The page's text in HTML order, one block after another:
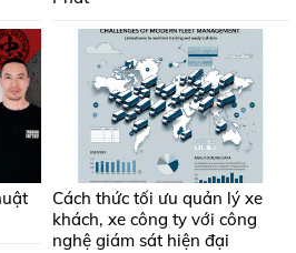
Cách thức tối ưu quản lý xe
khách, xe công ty với công
nghệ giám sát hiện đại